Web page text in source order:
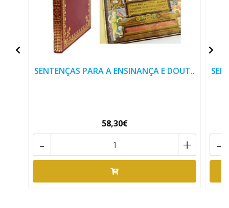
SENTENÇAS PARA A ENSINANÇA E DOUT..
58,30€
+
- -